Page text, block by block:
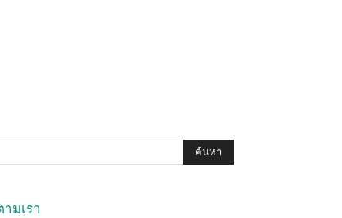
มเรา